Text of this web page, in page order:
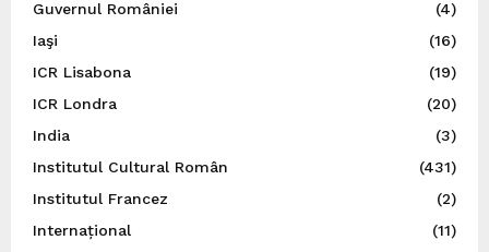
Guvernul României
(4)
Iaşi
(16)
ICR Lisabona
(19)
ICR Londra
(20)
India
(3)
Institutul Cultural Român
(431)
Institutul Francez
(2)
Internațional
(11)